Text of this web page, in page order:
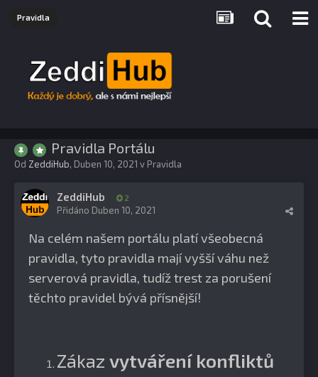
Pravidla
Pravidla Portálu
Od ZeddiHub, Duben 10, 2021 vPravidla
ZeddiHub 2
Přidáno Duben 10, 2021
Na celém našem portálu platí všeobecná
pravidla, tyto pravidla mají vyšší váhu než
serverová pravidla, tudíž trest za porušení
těchto pravidel bývá přísnější!
Zákaz vytváření konfliktů